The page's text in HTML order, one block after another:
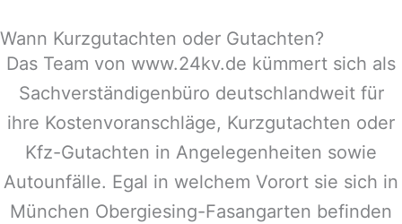
Wann Kurzgutachten oder Gutachten?
Das Team von www.24kv.de kümmert sich als
Sachverständigenbüro deutschlandweit für
ihre Kostenvoranschläge, Kurzgutachten oder
Kfz-Gutachten in Angelegenheiten sowie
Autounfälle. Egal in welchem Vorort sie sich in
München Obergiesing-Fasangarten befinden